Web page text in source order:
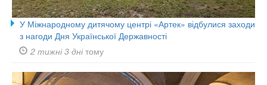
У Міжнародному дитячому центрі «Артек» відбулися заходи
з нагоди Дня Української Державності
2 тижні 3 днітому